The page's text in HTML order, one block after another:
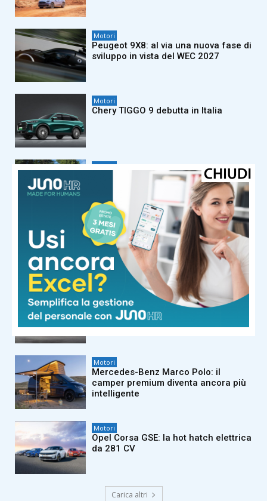
Motori
Peugeot 9X8: al via una nuova fase di
sviluppo in vista del WEC 2027
Motori
Chery TIGGO 9 debutta in Italia
Motori
FIAT Grande Panda protagonista del
Jova Summer Party 2026
Motori
FIAT Professional Ducato festeggia
45 anni di innovazione e leadership
Motori
Audi Q9: il nuovo SUV ammiraglia
Motori
Mercedes-Benz Marco Polo: il
camper premium diventa ancora più
intelligente
Motori
Opel Corsa GSE: la hot hatch elettrica
da 281 CV
Carica altri